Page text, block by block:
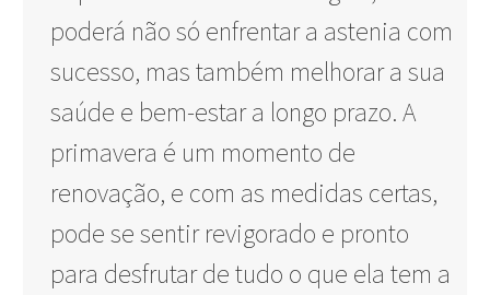
poderá não só enfrentar a astenia com
sucesso, mas também melhorar a sua
saúde e bem-estar a longo prazo. A
primavera é um momento de
renovação, e com as medidas certas,
pode se sentir revigorado e pronto
para desfrutar de tudo o que ela tem a